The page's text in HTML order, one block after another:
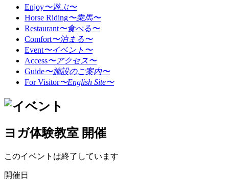
Enjoy〜遊ぶ〜
Horse Riding〜乗馬〜
Restaurant〜食べる〜
Comfort〜泊まる〜
Event〜イベント〜
Access〜アクセス〜
Guide〜施設のご案内〜
For Visitor〜English Site〜
ヨガ体験教室 開催
このイベントは終了しています
開催日